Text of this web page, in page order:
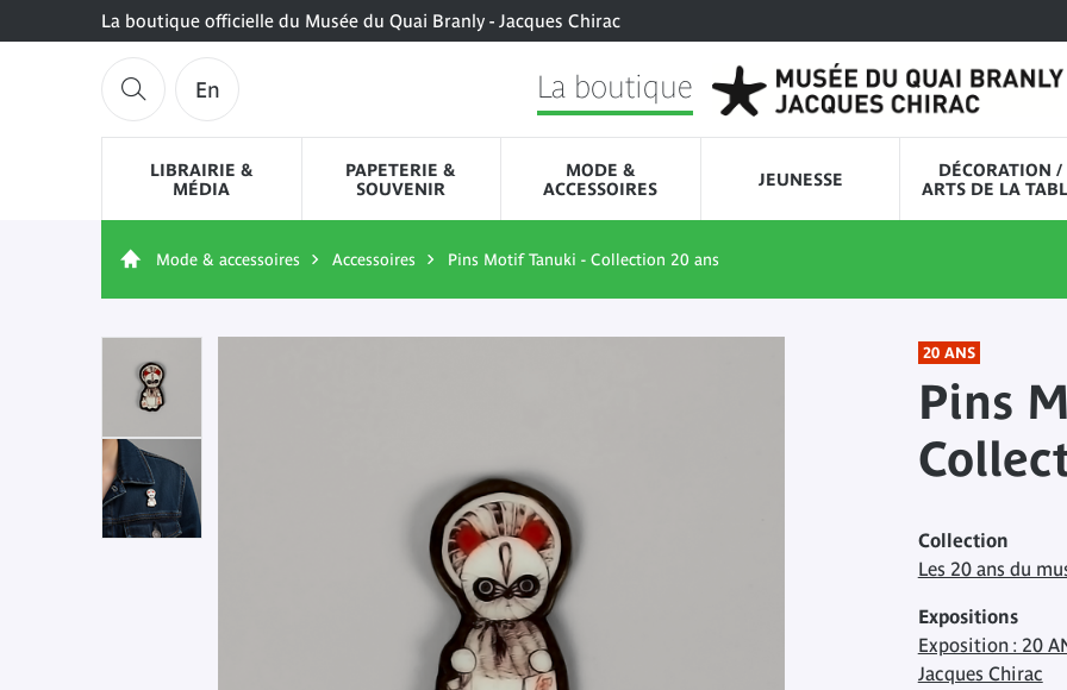
La boutique officielle du Musée du Quai Branly - Jacques Chirac
En La boutique
LIBRAIRIE &
MÉDIA
PAPETERIE &
SOUVENIR
MODE &
ACCESSOIRES
JEUNESSE
DÉCORATION /
ARTS DE LA
Mode & accessoires Accessoires Pins Motif Tanuki - Collection 20 ans
20 ANS
Pins
Collection
Les 20 ans du
Expositions
Exposition : 20
Jacques Chirac